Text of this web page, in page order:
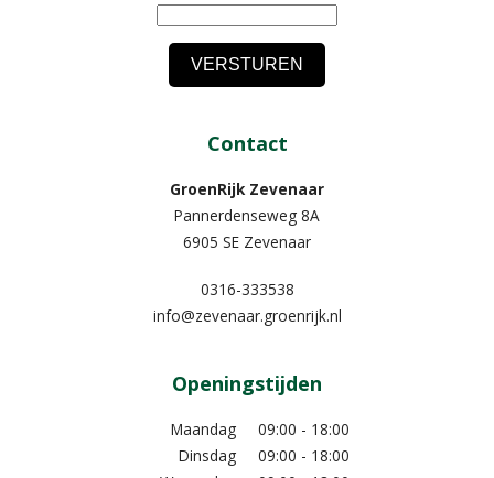
Contact
GroenRijk Zevenaar​
Pannerdenseweg 8A
6905 SE Zevenaar
0316-333538
info@zevenaar.groenrijk.nl
Openingstijden
Maandag
09:00 - 18:00
Dinsdag
09:00 - 18:00